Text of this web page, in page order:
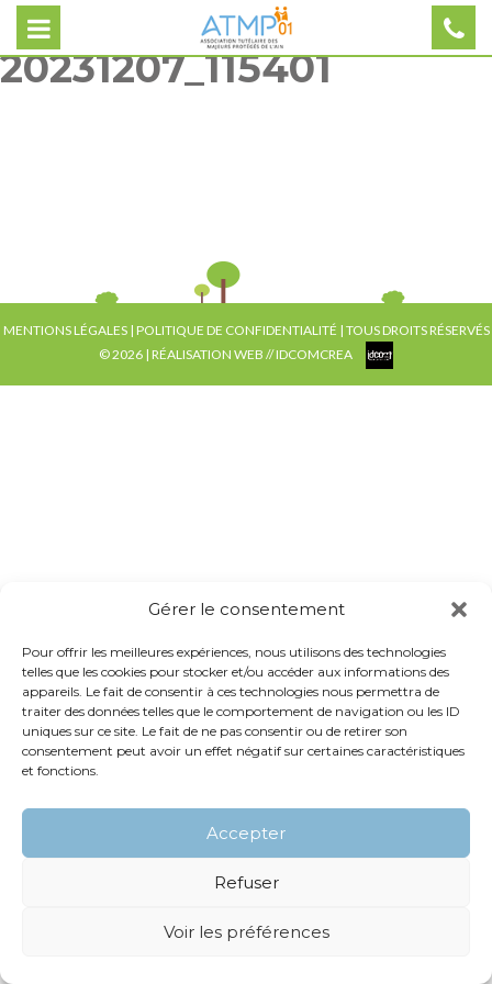
Gérer le consentement
Pour offrir les meilleures expériences, nous utilisons des technologies
telles que les cookies pour stocker et/ou accéder aux informations des
appareils. Le fait de consentir à ces technologies nous permettra de
traiter des données telles que le comportement de navigation ou les ID
uniques sur ce site. Le fait de ne pas consentir ou de retirer son
consentement peut avoir un effet négatif sur certaines caractéristiques
et fonctions.
Accepter
Refuser
Voir les préférences
20231207_115401
MENTIONS LÉGALES| POLITIQUE DE CONFIDENTIALITÉ | TOUS DROITS RÉSERVÉS
© 2026 | RÉALISATION WEB //IDCOMCREA